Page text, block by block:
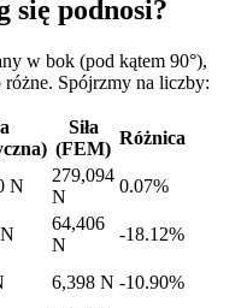
się podnosi?
w bok (pod kątem 90°),
różne. Spójrzmy na liczby:
Siła
(FEM)
Różnica
N
279,094
N
0.07%
64,406
N
-18.12%
6,398 N -10.90%